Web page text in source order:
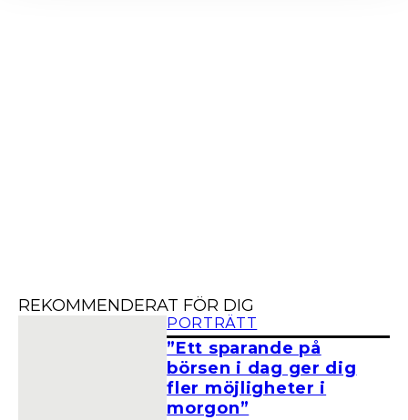
REKOMMENDERAT FÖR DIG
PORTRÄTT
”Ett sparande på
börsen i dag ger dig
fler möjligheter i
morgon”